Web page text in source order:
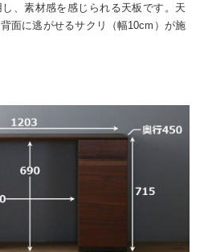
、素材感を感じられる天板です。天
面に逃がせるサクリ（幅10cm）が施